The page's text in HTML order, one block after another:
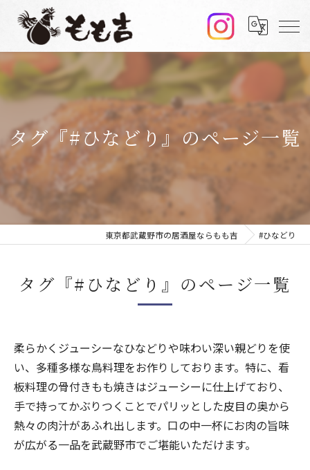
タグ『#ひなどり』のページ一覧
東京都武蔵野市の居酒屋ならもも吉 #ひなどり
タグ『#ひなどり』のページ一覧
柔らかくジューシーなひなどりや味わい深い親どりを使
い、多種多様な鳥料理をお作りしております。特に、看
板料理の骨付きもも焼きはジューシーに仕上げており、
手で持ってかぶりつくことでパリッとした皮目の奥から
熱々の肉汁があふれ出します。口の中一杯にお肉の旨味
が広がる一品を武蔵野市でご堪能いただけます。